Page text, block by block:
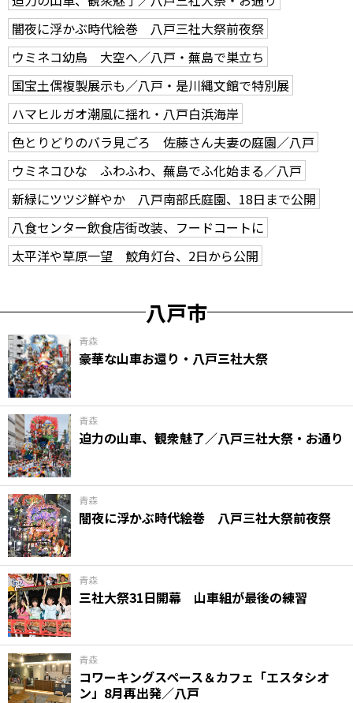
闇夜に浮かぶ時代絵巻 八戸三社大祭前夜祭
ウミネコ幼鳥 大空へ／八戸・蕪島で巣立ち
国宝土偶複製展示も／八戸・是川縄文館で特別展
ハマヒルガオ潮風に揺れ・八戸白浜海岸
色とりどりのバラ見ごろ 佐藤さん夫妻の庭園／八戸
ウミネコひな ふわふわ、蕪島でふ化始まる／八戸
新緑にツツジ鮮やか 八戸南部氏庭園、18日まで公開
八食センター飲食店街改装、フードコートに
太平洋や草原一望 鮫角灯台、2日から公開
八戸市
青森
豪華な山車お還り・八戸三社大祭
青森
迫力の山車、観衆魅了／八戸三社大祭・お通り
青森
闇夜に浮かぶ時代絵巻 八戸三社大祭前夜祭
青森
三社大祭31日開幕 山車組が最後の練習
青森
コワーキングスペース＆カフェ「エスタシオ
ン」8月再出発／八戸